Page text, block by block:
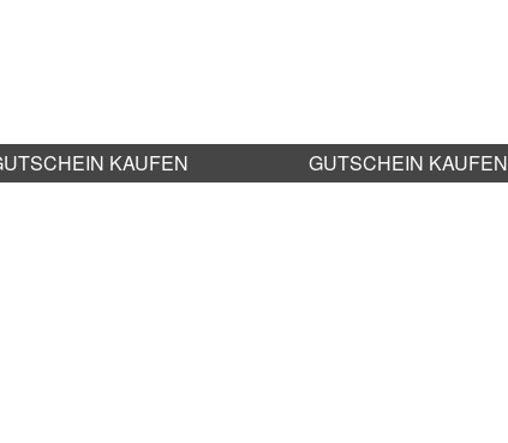
KAUFEN GUTSCHEIN KAUFEN